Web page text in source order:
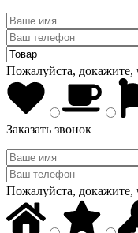
Пожалуйста, докажите,
Заказать звонок
Пожалуйста, докажите,